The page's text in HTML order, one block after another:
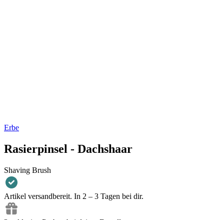
Erbe
Rasierpinsel - Dachshaar
Shaving Brush
Artikel versandbereit. In 2 – 3 Tagen bei dir.